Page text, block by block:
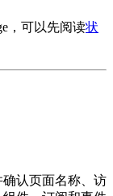
，可以先阅读状
认页面名称、访